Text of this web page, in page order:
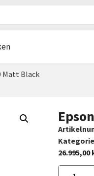
Matt Black
26.995,00